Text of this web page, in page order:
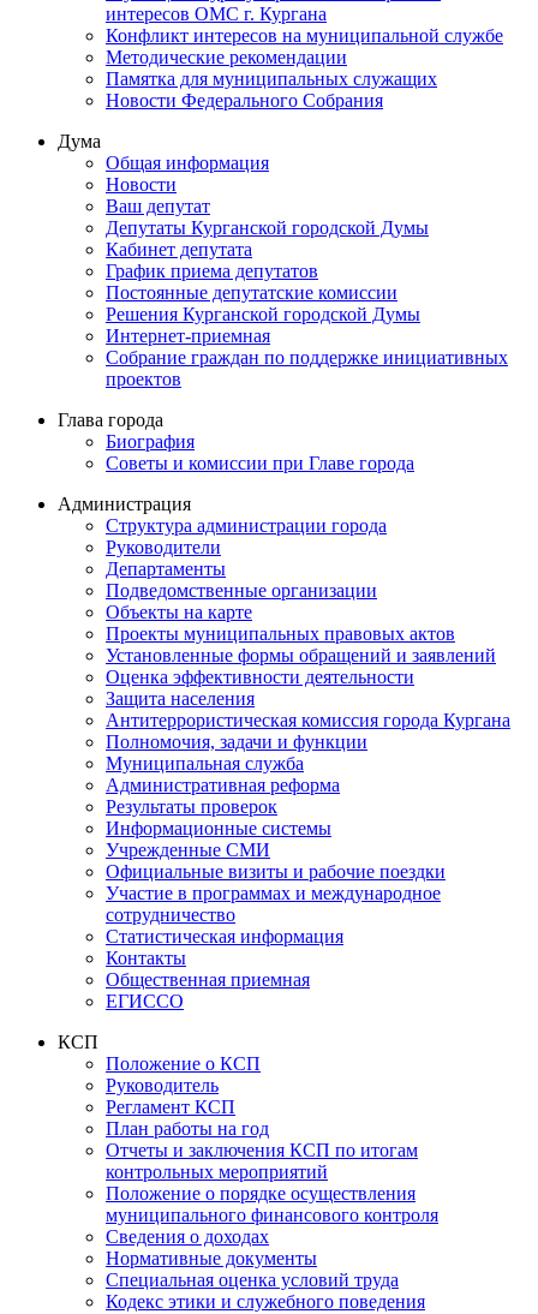
интересов ОМС г. Кургана
Конфликт интересов на муниципальной службе
Методические рекомендации
Памятка для муниципальных служащих
Новости Федерального Cобрания
Дума
Общая информация
Новости
Ваш депутат
Депутаты Курганской городской Думы
Кабинет депутата
График приема депутатов
Постоянные депутатские комиссии
Решения Курганской городской Думы
Интернет-приемная
Собрание граждан по поддержке инициативных
проектов
Глава города
Биография
Советы и комиссии при Главе города
Администрация
Структура администрации города
Руководители
Департаменты
Подведомственные организации
Объекты на карте
Проекты муниципальных правовых актов
Установленные формы обращений и заявлений
Оценка эффективности деятельности
Защита населения
Антитеррористическая комиссия города Кургана
Полномочия, задачи и функции
Муниципальная служба
Административная реформа
Результаты проверок
Информационные системы
Учрежденные СМИ
Официальные визиты и рабочие поездки
Участие в программах и международное
сотрудничество
Статистическая информация
Контакты
Общественная приемная
ЕГИССО
КСП
Положение о КСП
Руководитель
Регламент КСП
План работы на год
Отчеты и заключения КСП по итогам
контрольных мероприятий
Положение о порядке осуществления
муниципального финансового контроля
Сведения о доходах
Нормативные документы
Специальная оценка условий труда
Кодекс этики и служебного поведения